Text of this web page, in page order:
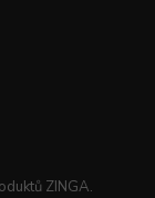
ZINGA.